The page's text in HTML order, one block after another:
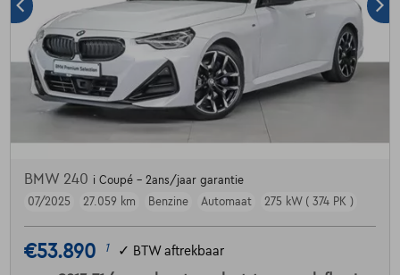
BMW 240 i Coupé - 2ans/jaar garantie
07/2025
27.059 km Benzine Automaat 275 kW ( 374 PK )
€53.890 1 ✓ BTW aftrekbaar